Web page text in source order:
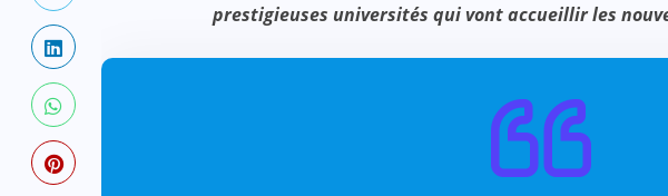
prestigieuses universités qui vont accueillir les